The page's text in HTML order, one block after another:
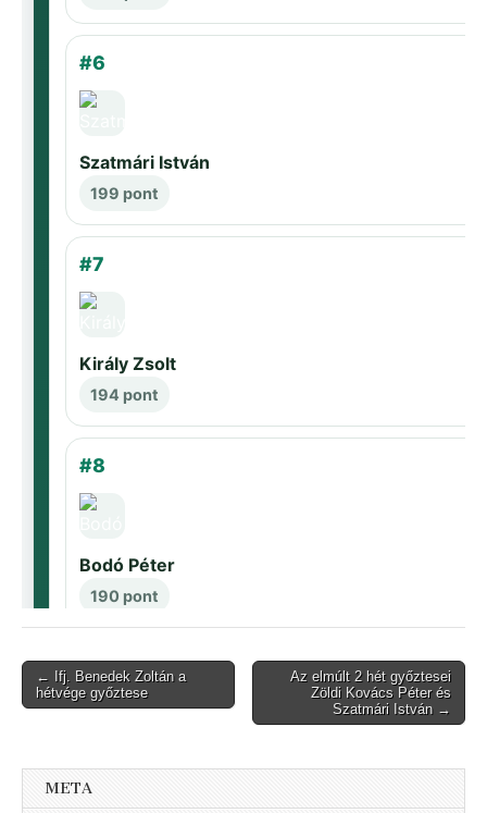
Post
navigation
← Ifj. Benedek Zoltán a
hétvége győztese
Az elmúlt 2 hét győztesei
Zöldi Kovács Péter és
Szatmári István →
META